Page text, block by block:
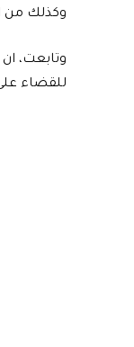
وكذلك من
وتابعت، ان
للقضاء